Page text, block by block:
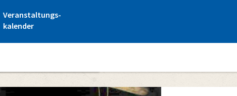
Veranstaltungs-
kalender